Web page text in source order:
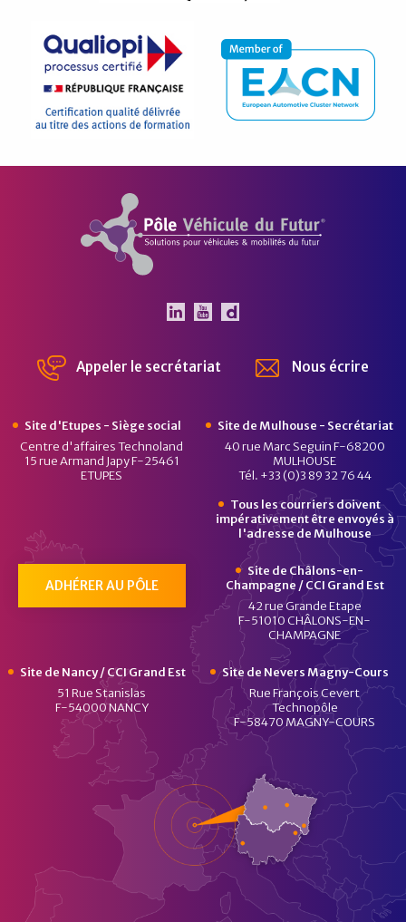
Pôle Véhicule du Futur
Appeler le secrétariat Nous écrire
Site d'Etupes - Siège social
Centre d'affaires Technoland
15 rue Armand Japy F-25461
ETUPES
Site de Mulhouse - Secrétariat
40 rue Marc Seguin F-68200
MULHOUSE
Tél. +33 (0)3 89 32 76 44
Tous les courriers doivent
impérativement être envoyés à
l'adresse de Mulhouse
ADHÉRER AU PÔLE
Site de Châlons-en-
Champagne / CCI Grand Est
42 rue Grande Etape
F-51010 CHÂLONS-EN-
CHAMPAGNE
Site de Nancy / CCI Grand Est
51 Rue Stanislas
F-54000 NANCY
Site de Nevers Magny-Cours
Rue François Cevert
Technopôle
F-58470 MAGNY-COURS